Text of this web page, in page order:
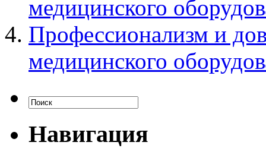
медицинского
Профессионализм и
медицинского
Навигация